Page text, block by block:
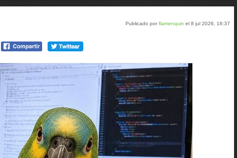
Publicado porflamenquin el 8 jul 2026, 16:37